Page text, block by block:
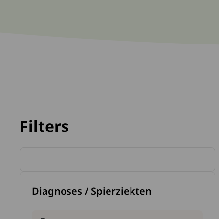
Filters
Diagnoses / Spierziekten
Zoek binnen nieuwstypes